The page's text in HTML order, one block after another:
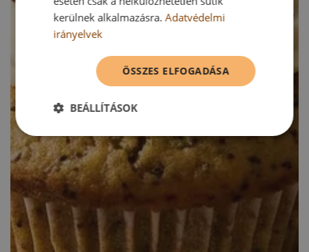
kerülnek alkalmazásra.Adatvédelmi
irányelvek
ÖSSZES ELFOGADÁSA
BEÁLLÍTÁSOK